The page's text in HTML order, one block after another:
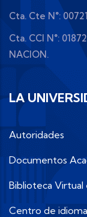
Cta. Cte N°:
Cta. CCI N°:
NACION.
LA
Autoridades
Documentos
Biblioteca Virtual
Centro de